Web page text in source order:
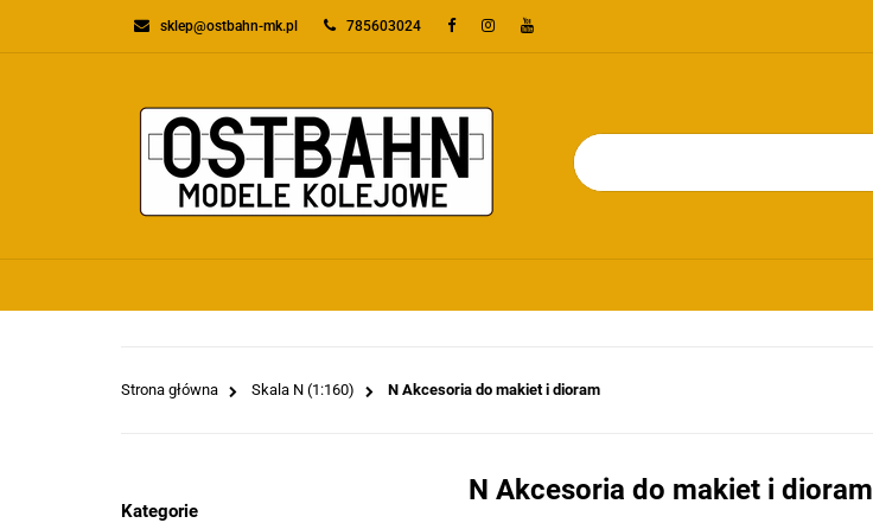
sklep@ostbahn-mk.pl 785603024
KATEGORIE PROMOCJE
Strona główna Skala N (1:160) N Akcesoria do makiet i dioram
Kategorie
N Akcesoria do makiet i dioram